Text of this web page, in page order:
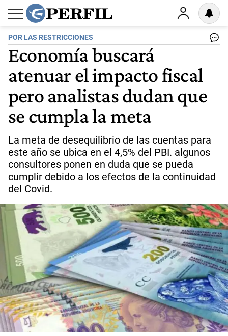
POR LAS RESTRICCIONES
Economía buscará
atenuar el impacto fiscal
pero analistas dudan que
se cumpla la meta
La meta de desequilibrio de las cuentas para
este año se ubica en el 4,5% del PBI. algunos
consultores ponen en duda que se pueda
cumplir debido a los efectos de la continuidad
del Covid.